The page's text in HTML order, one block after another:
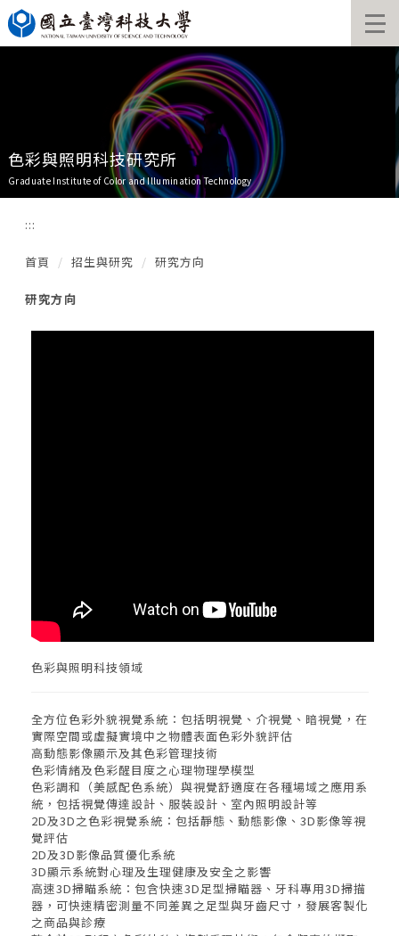
跳
到
主
色彩與照明科技研究所
Graduate Institute of Color and Illumination Technology
:::
首頁 招生與研究 研究方向
研究方向
色彩與照明科技領域
全方位色彩外貌視覺系統：包括明視覺、介視覺、暗視覺，在
實際空間或虛擬實境中之物體表面色彩外貌評估
高動態影像顯示及其色彩管理技術
色彩情緒及色彩醒目度之心理物理學模型
色彩調和（美感配色系統）與視覺舒適度在各種場域之應用系
統，包括視覺傳達設計、服裝設計、室內照明設計等
2D及3D之色彩視覺系統：包括靜態、動態影像、3D影像等視
覺評估
2D及3D影像品質優化系統
3D顯示系統對心理及生理健康及安全之影響
高速3D掃瞄系統：包含快速3D足型掃瞄器、牙科專用3D掃描
器，可快速精密測量不同差異之足型與牙齒尺寸，發展客製化
之商品與診療